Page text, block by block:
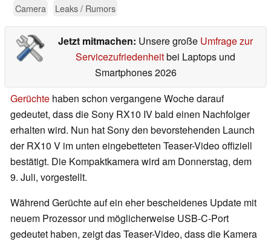
Camera Leaks / Rumors
Jetzt mitmachen: Unsere große Umfrage zur
Servicezufriedenheitbei Laptops und
Smartphones 2026
Gerüchte haben schon vergangene Woche darauf
gedeutet, dass die Sony RX10 IV bald einen Nachfolger
erhalten wird. Nun hat Sony den bevorstehenden Launch
der RX10 V im unten eingebetteten Teaser-Video offiziell
bestätigt. Die Kompaktkamera wird am Donnerstag, dem
9. Juli, vorgestellt.
Während Gerüchte auf ein eher bescheidenes Update mit
neuem Prozessor und möglicherweise USB-C-Port
gedeutet haben, zeigt das Teaser-Video, dass die Kamera